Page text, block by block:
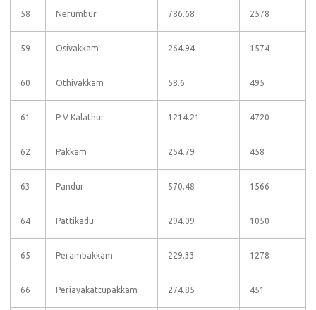
58 Nerumbur 786.68 2578
59 Osivakkam 264.94 1574
60 Othivakkam 58.6 495
61 P V Kalathur 1214.21 4720
62 Pakkam 254.79 458
63 Pandur 570.48 1566
64 Pattikadu 294.09 1050
65 Perambakkam 229.33 1278
66 Periayakattupakkam 274.85 451